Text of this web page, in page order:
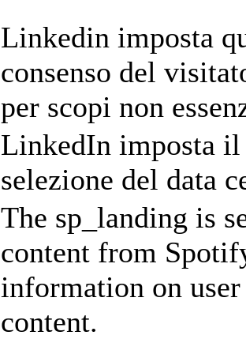
Linkedin imposta
consenso del
per scopi non
LinkedIn imposta
selezione del data
The sp_landing is
content from
information on
content.